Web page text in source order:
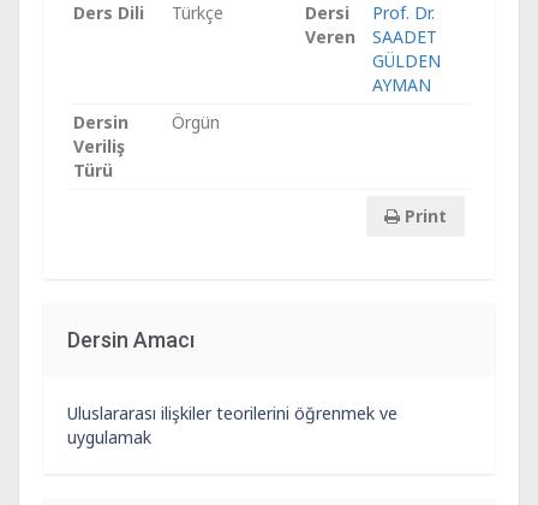
Ders Dili Türkçe
Dersi
Veren
Prof. Dr.
SAADET
GÜLDEN
AYMAN
Dersin
Veriliş
Türü
Örgün
Print
Dersin Amacı
Uluslararası ilişkiler teorilerini öğrenmek ve
uygulamak